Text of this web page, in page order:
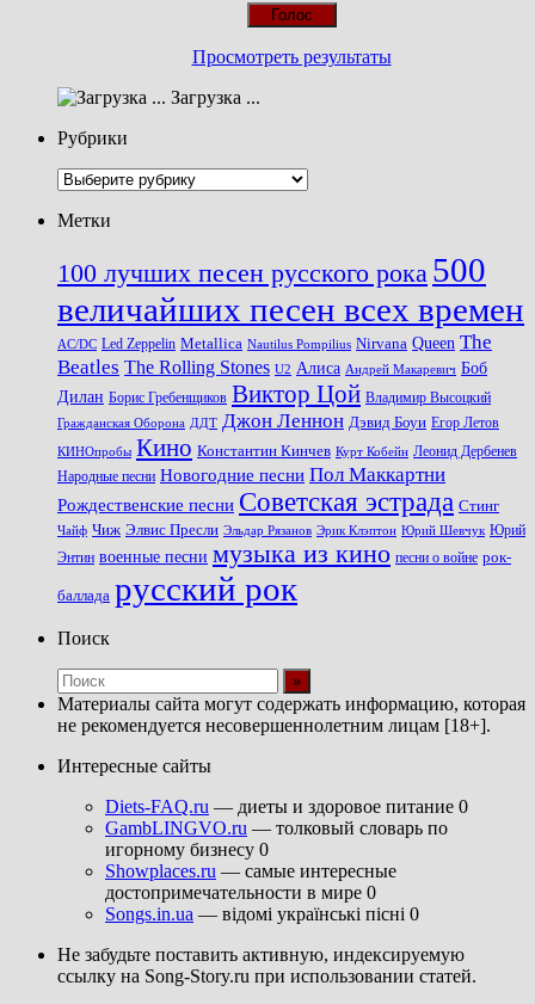
Просмотреть результаты
Загрузка ...
Рубрики
Рубрики
Метки
100 лучших песен русского рока 500
величайших песен всех времен
AC/DC Led Zeppelin Metallica Nautilus Pompilius Nirvana Queen The
Beatles The Rolling Stones U2 Алиса Андрей Макаревич Боб
Дилан Борис Гребенщиков Виктор Цой Владимир Высоцкий
Гражданская Оборона ДДТ Джон Леннон Дэвид Боуи Егор Летов
КИНОпробы Кино Константин Кинчев Курт Кобейн Леонид Дербенев
Народные песни Новогодние песни Пол Маккартни
Рождественские песни Советская эстрада Стинг
Чайф Чиж Элвис Пресли Эльдар Рязанов Эрик Клэптон Юрий Шевчук Юрий
Энтин военные песни музыка из кино песни о войне рок-
баллада русский рок
Поиск
Материалы сайта могут содержать информацию, которая
не рекомендуется несовершеннолетним лицам [18+].
Интересные сайты
Diets-FAQ.ru — диеты и здоровое питание 0
GambLINGVO.ru — толковый словарь по
игорному бизнесу 0
Showplaces.ru — самые интересные
достопримечательности в мире 0
Songs.in.ua — відомі українські пісні 0
Не забудьте поставить активную, индексируемую
ссылку на Song-Story.ru при использовании статей.